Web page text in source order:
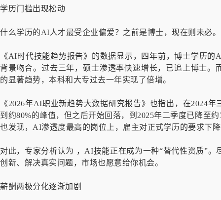
学历门槛出现松动
什么学历的AI人才最受企业偏爱？之前是博士，现在则未必。
《AI时代技能趋势报告》的数据显示，四年前，博士学历
背景吻合。过去三年，硕士渗透率快速增长，已追上博士
的显著趋势，本科和大专过去一年实现了倍增。
《2026年AI职业新趋势大数据研究报告》也指出，在2024
到约80%的峰值，但之后开始回落，到2025年二季度已降至
也发现，AI渗透度最高的岗位上，雇主对正式学历的要求下
对此，专家分析认为 ，AI技能正在成为一种“替代性资质”
创新、解决真实问题，市场也愿意给你机会。
薪酬两极分化逐渐加剧